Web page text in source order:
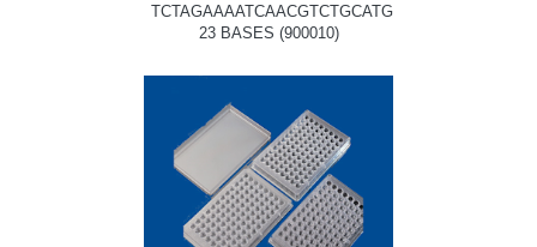
TCTAGAAAATCAACGTCTGCATG
23 BASES (900010)